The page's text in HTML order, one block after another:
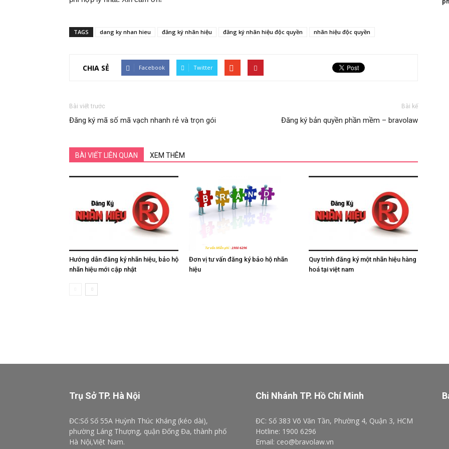
TAGS dang ky nhan hieu đăng ký nhãn hiệu đăng ký nhãn hiệu độc quyền nhãn hiệu độc quyền
CHIA SẺ Facebook Twitter
Bài viết trước
Đăng ký mã số mã vạch nhanh rẻ và trọn gói
Bài kế
Đăng ký bản quyền phần mềm – bravolaw
BÀI VIẾT LIÊN QUAN XEM THÊM
Hướng dẫn đăng ký nhãn hiệu, bảo hộ
nhãn hiệu mới cập nhật
Đơn vị tư vấn đăng ký bảo hộ nhãn
hiệu
Quy trình đăng ký một nhãn hiệu hàng
hoá tại việt nam
Trụ Sở TP. Hà Nội
ĐC:Số Số 55A Huỳnh Thúc Kháng (kéo dài),
phường Láng Thượng, quận Đống Đa, thành phố
Hà Nội,Việt Nam.
Chi Nhánh TP. Hồ Chí Minh
ĐC: Số 383 Võ Văn Tần, Phường 4, Quận 3, HCM
Hotline: 1900 6296
Email: ceo@bravolaw.vn